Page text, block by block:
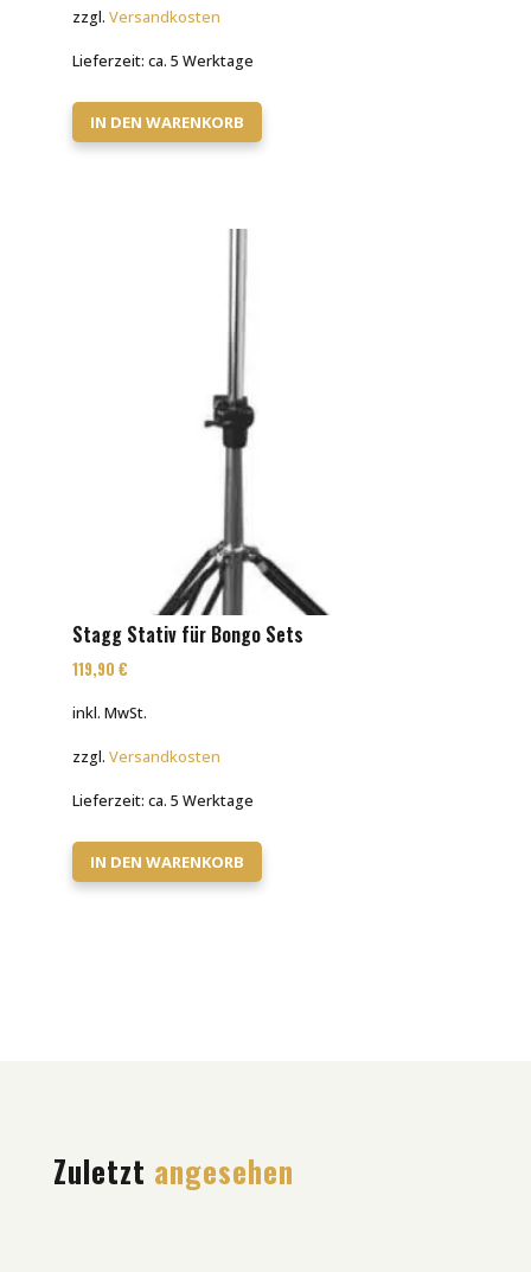
zzgl. Versandkosten
Lieferzeit: ca. 5 Werktage
IN DEN WARENKORB
Stagg Stativ für Bongo Sets
119,90 €
inkl. MwSt.
zzgl. Versandkosten
Lieferzeit: ca. 5 Werktage
IN DEN WARENKORB
Zuletzt angesehen